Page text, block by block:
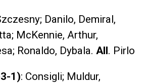
Danilo, Demiral,
McKennie, Arthur,
Ronaldo, Dybala. All. Pirlo
1): Consigli; Muldur,